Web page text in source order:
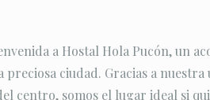
a Hostal Hola Pucón, un
ciudad. Gracias a nuestra
centro, somos el lugar ideal si